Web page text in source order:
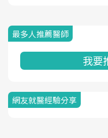
最多人推薦醫師
我要
網友就醫經驗分享